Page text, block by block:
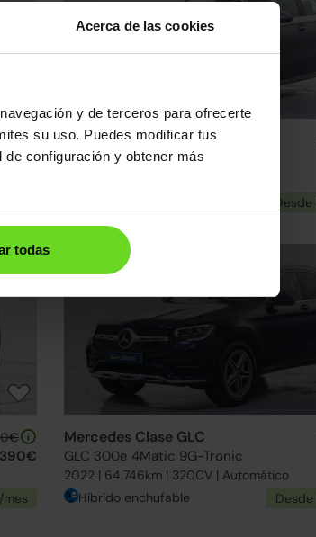
Acerca de las cookies
y de terceros para ofrecerte
su uso. Puedes modificar tus
configuración y obtener más
todas
Mercedes Clase A
A 250e 8G-DCT
Desde
/mes
Reservado
Mercedes Clase GLC
GLC 300e 4Matic 9G-Tronic
2022 | 64.746km | 320CV | Automático
Híbrido enchufable Desde